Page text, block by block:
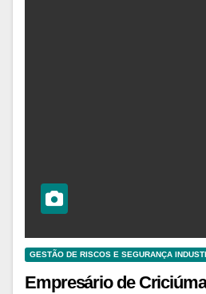
GESTÃO DE RISCOS E SEGURANÇA
Empresário de